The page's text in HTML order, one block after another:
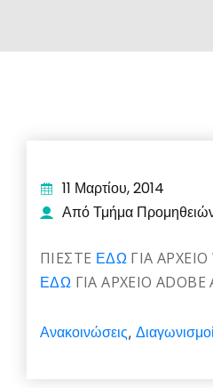
11 Μαρτίου, 2014
Από Τμήμα
ΠΙΕΣΤΕ ΕΔΩ ΓΙΑ ΑΡΧΕΙΟ
ΕΔΩ ΓΙΑ ΑΡΧΕΙΟ ADOBE
Ανακοινώσεις,